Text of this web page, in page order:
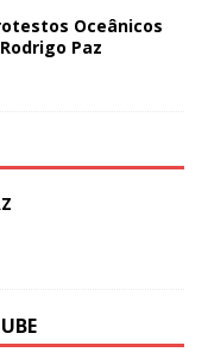
Oceânicos
Paz